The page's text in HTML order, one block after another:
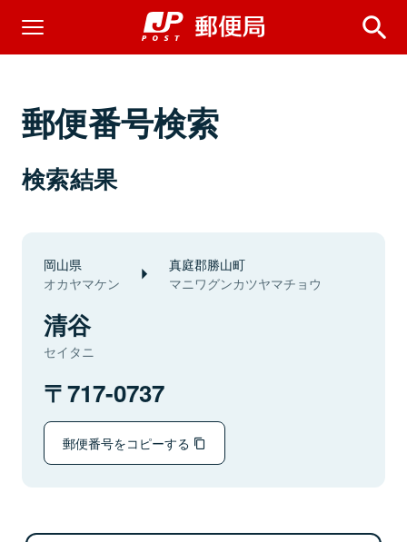
郵便番号検索
検索結果
岡山県
オカヤマケン
真庭郡勝山町
マニワグンカツヤマチョウ
清谷
セイタニ
717-0737
郵便番号をコピーする